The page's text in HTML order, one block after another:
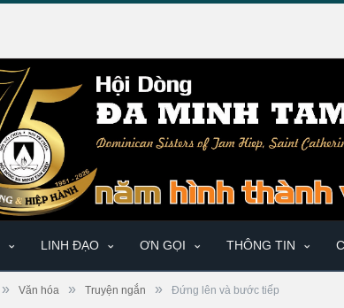
LINH ĐẠO ƠN GỌI THÔNG TIN
» Văn hóa » Truyện ngắn » Đứng lên và bước tiếp